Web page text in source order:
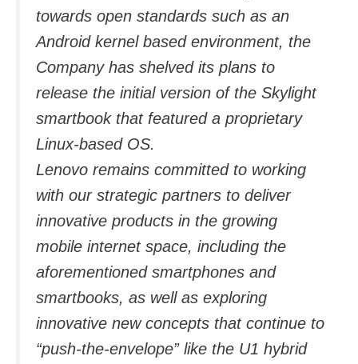
towards open standards such as an
Android kernel based environment, the
Company has shelved its plans to
release the initial version of the Skylight
smartbook that featured a proprietary
Linux-based OS.
Lenovo remains committed to working
with our strategic partners to deliver
innovative products in the growing
mobile internet space, including the
aforementioned smartphones and
smartbooks, as well as exploring
innovative new concepts that continue to
“push-the-envelope” like the U1 hybrid